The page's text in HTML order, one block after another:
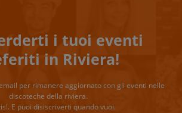
i tuoi eventi
in Riviera!
per rimanere aggiornato con gli eventi nelle
discoteche della riviera.
E puoi disiscriverti quando vuoi.